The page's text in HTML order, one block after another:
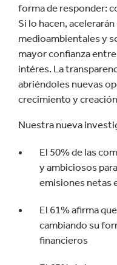
forma de responder:
Si lo hacen,
medioambientales y
mayor confianza
intéres. La
abriéndoles nuevas
crecimiento y
Nuestra nueva
El 50% de las
y ambiciosos
emisiones netas
El 61% afirma
cambiando su
financieros